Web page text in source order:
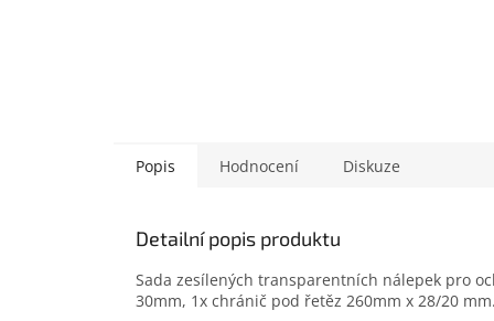
Popis Hodnocení Diskuze
Detailní popis produktu
Sada zesílených transparentních nálepek pro
30mm, 1x chránič pod řetěz 260mm x 28/20 mm.